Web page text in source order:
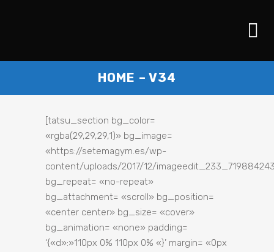
HOME – V34
[tatsu_section bg_color=
«rgba(29,29,29,1)» bg_image=
«https://setemagym.es/wp-
content/uploads/2017/12/
bg_repeat= «no-repeat»
bg_attachment= «scroll» bg_position=
«center center» bg_size= «cover»
bg_animation= «none» padding=
‘{«d»:»110px 0% 110px 0% «}’ margin= «0px